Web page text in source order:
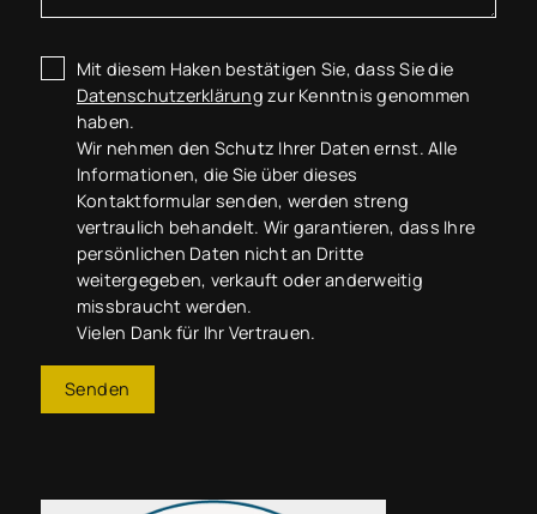
Mit diesem Haken bestätigen Sie, dass Sie die
Datenschutzerklärung zur Kenntnis genommen
haben.
Wir nehmen den Schutz Ihrer Daten ernst. Alle
Informationen, die Sie über dieses
Kontaktformular senden, werden streng
vertraulich behandelt. Wir garantieren, dass Ihre
persönlichen Daten nicht an Dritte
weitergegeben, verkauft oder anderweitig
missbraucht werden.
Vielen Dank für Ihr Vertrauen.
Senden